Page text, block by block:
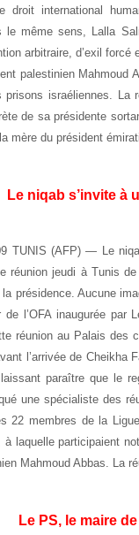
droit international
le même sens, Lalla
arbitraire, d’exil forcé
palestinien Mahmoud
prisons israéliennes. La
de sa présidente
mère du président
Le niqab s’invite à
TUNIS (AFP) — Le
réunion jeudi à Tunis
présidence. Aucune
de l’OFA inaugurée
réunion au Palais
l’arrivée de Cheikha
paraître que le
une spécialiste des
22 membres de la
à laquelle participaient
Mahmoud Abbas. La
Le PS, le maire